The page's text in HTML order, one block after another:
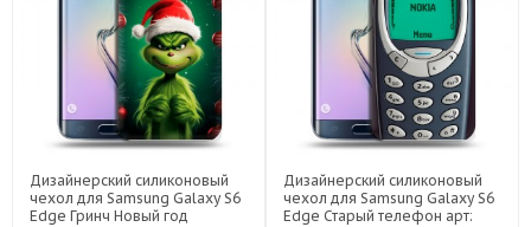
Дизайнерский силиконовый
чехол для Samsung Galaxy S6
Edge Гринч Новый год
Дизайнерский силиконовый
чехол для Samsung Galaxy S6
Edge Старый телефон арт: